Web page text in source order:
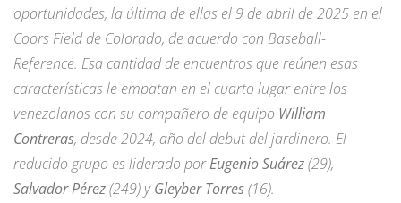
oportunidades, la última de ellas el 9 de abril de 2025 en el
Coors Field de Colorado, de acuerdo con Baseball-
Reference. Esa cantidad de encuentros que reúnen esas
características le empatan en el cuarto lugar entre los
venezolanos con su compañero de equipo William
Contreras, desde 2024, año del debut del jardinero. El
reducido grupo es liderado porEugenio Suárez(29),
Salvador Pérez(249) yGleyber Torres(16).